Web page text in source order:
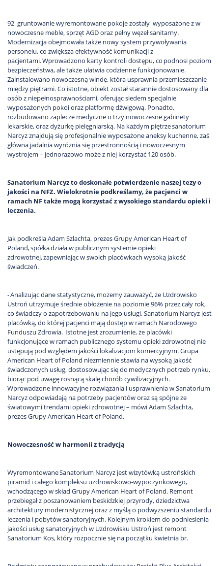
92 gruntowanie wyremontowane pokoje zostały wyposażone z w
nowoczesne meble, sprzęt AGD oraz pełny węzeł sanitarny.
Modernizacja obejmowała także nowy system przywoływania
personelu, co zwiększa efektywność komunikacji z
pacjentami. Wprowadzono karty kontroli dostępu, co podnosi poziom
bezpieczeństwa, ale także ułatwia codzienne funkcjonowanie.
Zainstalowano nowoczesną windę, która usprawnia przemieszczanie
między piętrami. Co istotne, obiekt został starannie dostosowany dla
osób z niepełnosprawnościami, oferując siedem specjalnie
wyposażonych pokoi oraz platformę dźwigową. Ponadto,
rozbudowano zaplecze medyczne o trzy nowoczesne gabinety
lekarskie, oraz dyżurkę pielęgniarską. Na każdym piętrze sanatorium
Narcyz znajdują się profesjonalnie wyposażone aneksy kuchenne, zaś
główna jadalnia wyróżnia się przestronnością i nowoczesnym
wystrojem – jednorazowo może z niej korzystać 120 osób.
Sanatorium Narcyz to doskonałe potwierdzenie naszej tezy o
jakości na NFZ. Wielokrotnie podkreślamy, że pacjenci w
ramach NF także mogą korzystać z wysokiego standardu opieki i
leczenia.
Jak podkreśla Adam Szlachta, prezes Grupy American Heart of
Poland, spółka działa w publicznym systemie opieki
zdrowotnej, zapewniając w swoich placówkach wysoką jakość
świadczeń.
- Analizując dane statystyczne, możemy zauważyć, że Uzdrowisko
Ustroń utrzymuje średnie obłożenie na poziomie 96% przez cały rok,
co świadczy o zapotrzebowaniu na jego usługi. Sanatorium Narcyz jest
placówką, do której pacjenci mają dostęp w ramach Narodowego
Funduszu Zdrowia. Istotne jest zrozumienie, że placówki
funkcjonujące w ramach publicznego systemu opieki zdrowotnej nie
ustępują pod względem jakości lokalizacjom komercyjnym. Grupa
American Heart of Poland niezmiennie stawia na wysoką jakość
świadczonych usług, dostosowując się do medycznych potrzeb rynku,
biorąc pod uwagę rosnącą skalę chorób cywilizacyjnych.
Wprowadzone innowacyjne rozwiązania i usprawnienia w Sanatorium
Narcyz odpowiadają na potrzeby pacjentów oraz są spójne ze
światowymi trendami opieki zdrowotnej – mówi Adam Szlachta,
prezes Grupy American Heart of Poland.
Nowoczesność w harmonii z tradycją
WyremontowaneSanatorium Narcyz jest wizytówką ustrońskich
piramid i całego kompleksu uzdrowiskowo-wypoczynkowego,
wchodzącego w skład Grupy American Heart of Poland. Remont
przebiegał z poszanowaniem beskidzkiej przyrody, dziedzictwa
architektury modernistycznej oraz z myślą o podwyższeniu standardu
leczenia i pobytów sanatoryjnych. Kolejnym krokiem do podniesienia
jakości usług sanatoryjnych w Uzdrowisku Ustroń jest remont
Sanatorium Kos, który rozpocznie się na początku kwietnia br.